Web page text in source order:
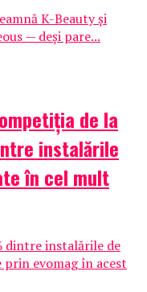
K-Beauty și
— deși pare...
de la
instalările
în cel mult
dintre instalările de
evomag în acest